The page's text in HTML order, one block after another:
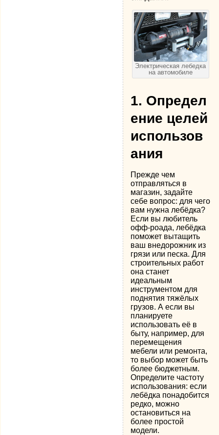
Электрическая лебедка
на автомобиле
1. Определ
ение целей
использов
ания
Прежде чем
отправляться в
магазин, задайте
себе вопрос: для чего
вам нужна лебёдка?
Если вы любитель
офф-роада, лебёдка
поможет вытащить
ваш внедорожник из
грязи или песка. Для
строительных работ
она станет
идеальным
инструментом для
поднятия тяжёлых
грузов. А если вы
планируете
использовать её в
быту, например, для
перемещения
мебели или ремонта,
то выбор может быть
более бюджетным.
Определите частоту
использования: если
лебёдка понадобится
редко, можно
остановиться на
более простой
модели.